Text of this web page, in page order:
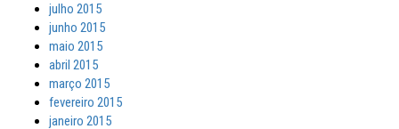
julho 2015
junho 2015
maio 2015
abril 2015
março 2015
fevereiro 2015
janeiro 2015